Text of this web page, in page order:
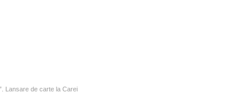
Lansare de carte la Carei